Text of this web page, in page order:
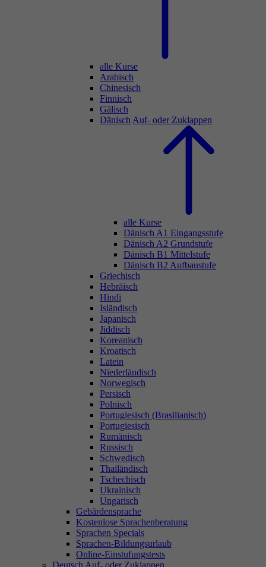
alle Kurse
Arabisch
Chinesisch
Finnisch
Gälisch
Dänisch Auf- oder Zuklappen
alle Kurse
Dänisch A1 Eingangsstufe
Dänisch A2 Grundstufe
Dänisch B1 Mittelstufe
Dänisch B2 Aufbaustufe
Griechisch
Hebräisch
Hindi
Isländisch
Japanisch
Jiddisch
Koreanisch
Kroatisch
Latein
Niederländisch
Norwegisch
Persisch
Polnisch
Portugiesisch (Brasilianisch)
Portugiesisch
Rumänisch
Russisch
Schwedisch
Thailändisch
Tschechisch
Ukrainisch
Ungarisch
Gebärdensprache
Kostenlose Sprachenberatung
Sprachen Specials
Sprachen-Bildungsurlaub
Online-Einstufungstests
Deutsch Auf- oder Zuklappen